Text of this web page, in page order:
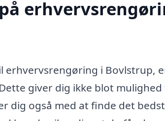
erhvervsrengøring i Bovlstrup,
giver dig ikke blot
dig også med at finde det